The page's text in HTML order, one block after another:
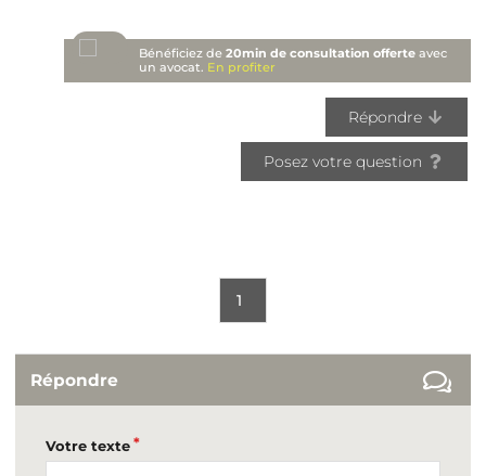
Bénéficiez de20min de consultation offerte avec
un avocat. En profiter
Répondre
Posez votre question
1
Répondre
Votre texte